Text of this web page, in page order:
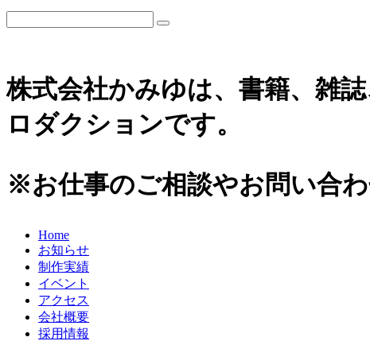
株式会社かみゆは、書籍、雑
ロダクションです。
※お仕事のご相談やお問い合
Home
お知らせ
制作実績
イベント
アクセス
会社概要
採用情報